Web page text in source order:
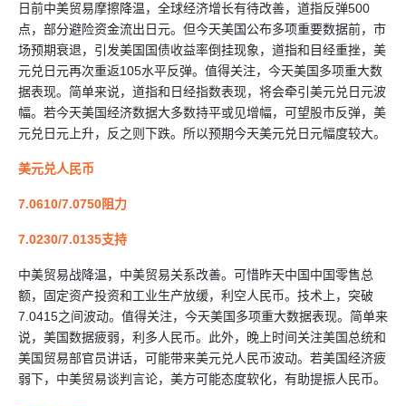
日前中美贸易摩擦降温，全球经济增长有待改善，道指反弹500
点，部分避险资金流出日元。但今天美国公布多项重要数据前，市
场预期衰退，引发美国国债收益率倒挂现象，道指和目经重挫，美
元兑日元再次重返105水平反弹。值得关注，今天美国多项重大数
据表现。简单来说，道指和日经指数表现，将会牵引美元兑日元波
幅。若今天美国经济数据大多数持平或见增幅，可望股市反弹，美
元兑日元上升，反之则下跌。所以预期今天美元兑日元幅度较大。
美元兑人民币
7.0610/7.0750阻力
7.0230/7.0135支持
中美贸易战降温，中美贸易关系改善。可惜昨天中国中国零售总
额，固定资产投资和工业生产放缓，利空人民币。技术上，突破
7.0415之间波动。值得关注，今天美国多项重大数据表现。简单来
说，美国数据疲弱，利多人民币。此外，晚上时间关注美国总统和
美国贸易部官员讲话，可能带来美元兑人民币波动。若美国经济疲
弱下，中美贸易谈判言论，美方可能态度软化，有助提振人民币。